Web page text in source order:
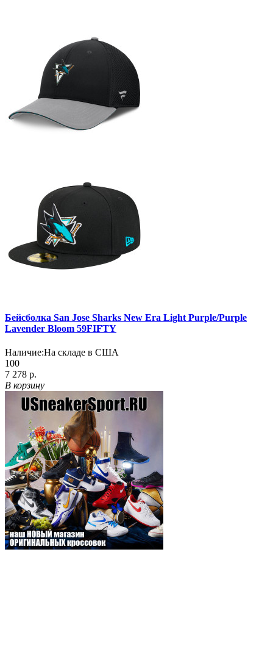
Бейсболка San Jose Sharks New Era Light Purple/Purple
Lavender Bloom 59FIFTY
Наличие:На складе в США
100
7 278 р.
В корзину